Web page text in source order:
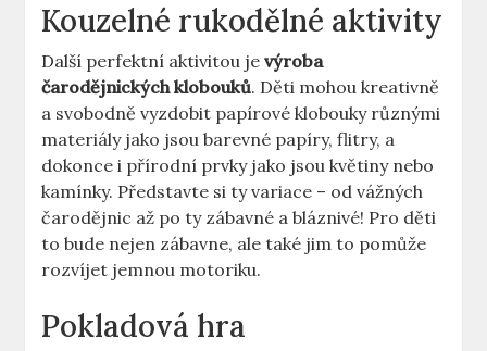
Kouzelné rukodělné aktivity
Další perfektní aktivitou jevýroba
čarodějnických klobouků. Děti mohou kreativně
a svobodně⁤ vyzdobit ‍papírové klobouky různými
materiály jako jsou barevné papíry, flitry, ‌a
dokonce i přírodní prvky jako jsou květiny nebo
kamínky. Představte si ty variace – od vážných
čarodějnic až po ty zábavné a bláznivé! Pro děti
to bude nejen zábavne, ale také jim to pomůže
rozvíjet‌ jemnou motoriku.
Pokladová hra